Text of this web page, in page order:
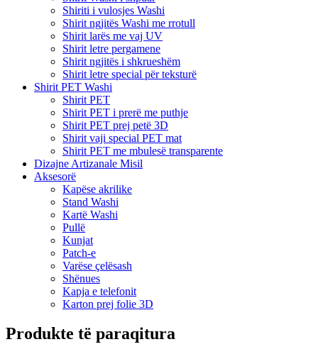
Shiriti i vulosjes Washi
Shirit ngjitës Washi me rrotull
Shirit larës me vaj UV
Shirit letre pergamene
Shirit ngjitës i shkrueshëm
Shirit letre special për teksturë
Shirit PET Washi
Shirit PET
Shirit PET i prerë me puthje
Shirit PET prej petë 3D
Shirit vaji special PET mat
Shirit PET me mbulesë transparente
Dizajne Artizanale Misil
Aksesorë
Kapëse akrilike
Stand Washi
Kartë Washi
Pullë
Kunjat
Patch-e
Varëse çelësash
Shënues
Kapja e telefonit
Karton prej folie 3D
Produkte të paraqitura